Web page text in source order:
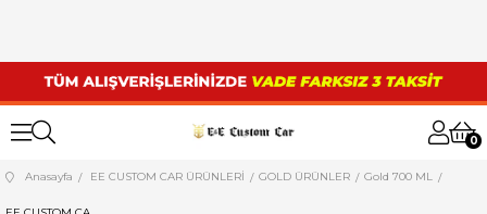
0
Anasayfa EE CUSTOM CAR ÜRÜNLERİ GOLD ÜRÜNLER Gold 700 ML